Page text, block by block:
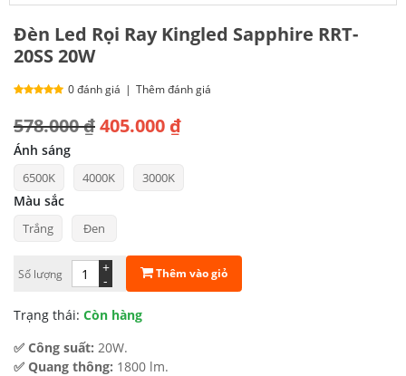
Đèn Led Rọi Ray Kingled Sapphire RRT-
20SS 20W
0 đánh giá | Thêm đánh giá
578.000₫
Giá
gốc
là:
578.000 ₫.
405.000 ₫
Giá
hiện
tại
là:
405.000 ₫.
Ánh sáng
6500K 4000K 3000K
Màu sắc
Trắng Đen
Số lượng -
+ Thêm vào giỏ
Trạng thái: Còn hàng
✅ Công suất: 20W.
✅ Quang thông: 1800 lm.